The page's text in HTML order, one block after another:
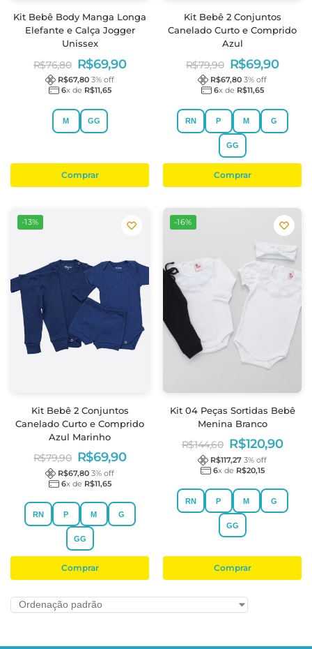
Kit Bebê Body Manga Longa
Elefante e Calça Jogger
Unissex
R$76,80 R$69,90
R$67,80 3% off
6x de R$11,65
M GG
Comprar
Kit Bebê 2 Conjuntos
Canelado Curto e Comprido
Azul
R$79,90 R$69,90
R$67,80 3% off
6x de R$11,65
RN P M G
GG
Comprar
-13%
Kit Bebê 2 Conjuntos
Canelado Curto e Comprido
Azul Marinho
R$79,90 R$69,90
R$67,80 3% off
6x de R$11,65
RN P M G
GG
Comprar
-16%
Kit 04 Peças Sortidas Bebê
Menina Branco
R$144,60 R$120,90
R$117,27 3% off
6x de R$20,15
RN P M G
GG
Comprar